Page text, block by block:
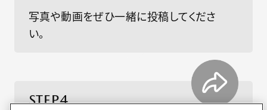
写真や動画をぜひ一緒に投稿してくださ
い。
STEP4